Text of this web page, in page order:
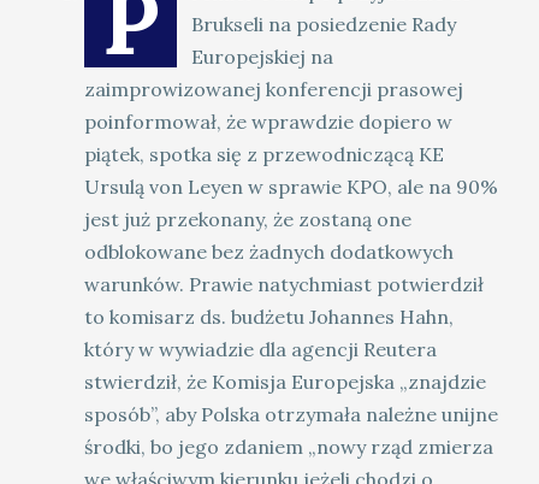
Brukseli na posiedzenie Rady
Europejskiej na
zaimprowizowanej konferencji prasowej
poinformował, że wprawdzie dopiero w
piątek, spotka się z przewodniczącą KE
Ursulą von Leyen w sprawie KPO, ale na 90%
jest już przekonany, że zostaną one
odblokowane bez żadnych dodatkowych
warunków. Prawie natychmiast potwierdził
to komisarz ds. budżetu Johannes Hahn,
który w wywiadzie dla agencji Reutera
stwierdził, że Komisja Europejska „znajdzie
sposób”, aby Polska otrzymała należne unijne
środki, bo jego zdaniem „nowy rząd zmierza
we właściwym kierunku jeżeli chodzi o